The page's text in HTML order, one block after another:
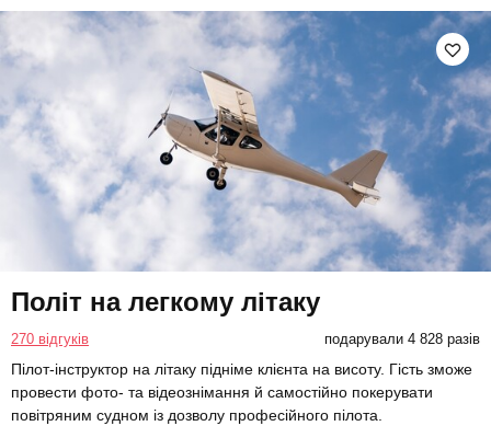
Політ на легкому літаку
270 відгуків подарували 4 828 разів
Пілот-інструктор на літаку підніме клієнта на висоту. Гість зможе
провести фото- та відеознімання й самостійно покерувати
повітряним судном із дозволу професійного пілота.